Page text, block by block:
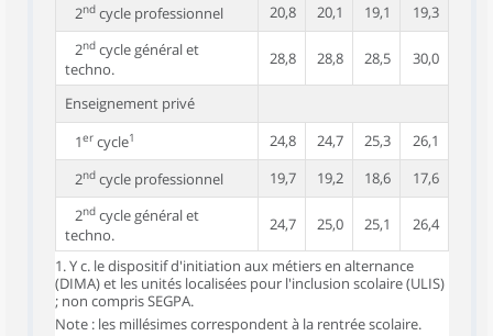
2nd cycle professionnel 20,8 20,1 19,1
19,3
2nd cycle général et
techno.
28,8 28,8 28,5 30,0
Enseignement privé
1er cycle1 24,8 24,7 25,3
26,1
2nd cycle professionnel 19,7 19,2 18,6
17,6
2nd cycle général et
techno.
24,7 25,0 25,1 26,4
1. Y c. le dispositif d'initiation aux métiers en alternance
(DIMA) et les unités localisées pour l'inclusion scolaire (ULIS)
; non compris SEGPA.
Note : les millésimes correspondent à la rentrée scolaire.